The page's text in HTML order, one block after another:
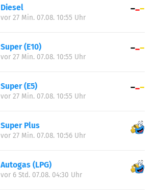
06:00-20:00
07:00-20:00
Diesel
vor 27 Min. 07.08. 10:55 Uhr
Super (E10)
vor 27 Min. 07.08. 10:55 Uhr
Super (E5)
vor 27 Min. 07.08. 10:55 Uhr
Super Plus
vor 27 Min. 07.08. 10:56 Uhr
Autogas (LPG)
vor 6 Std. 07.08. 04:30 Uhr